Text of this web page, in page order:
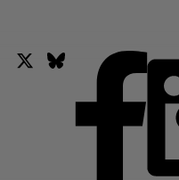
X (Twitter)Bluesky